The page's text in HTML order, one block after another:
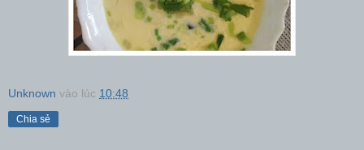
Unknown vào lúc 10:48
Chia sẻ